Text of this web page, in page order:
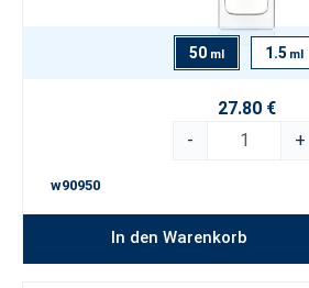
50 ml 1.5 ml
27.80 €
-
+
w90950
In den Warenkorb